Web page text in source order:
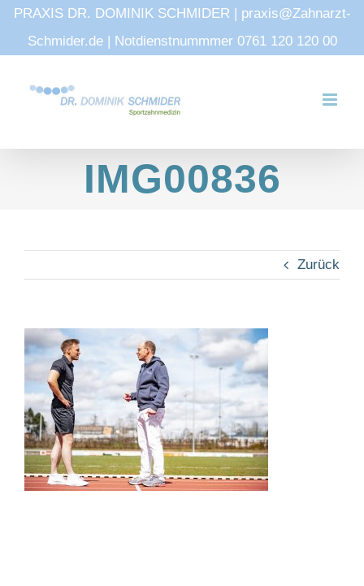
PRAXIS DR. DOMINIK SCHMIDER | praxis@Zahnarzt-
Schmider.de | Notdienstnummmer 0761 120 120 00
Inhalt
IMG00836
Zurück